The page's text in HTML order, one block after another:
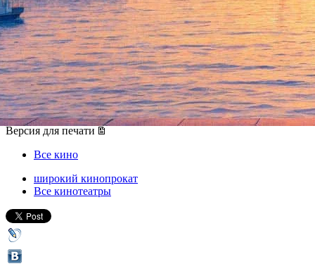
Эми Адамс наладит
коммуникацию с
пришельцами
10 ноября 2016, четверг-23 ноября 2016, среда
Версия для печати
Все кино
широкий кинопрокат
Все кинотеатры